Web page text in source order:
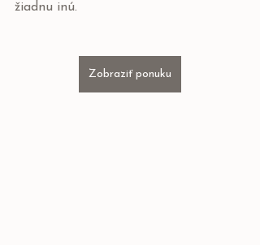
žiadnu inú.
Zobraziť ponuku